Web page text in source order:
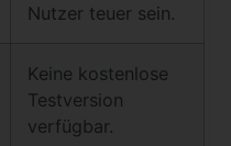
Nutzer teuer sein.
Keine kostenlose
Testversion
verfügbar.